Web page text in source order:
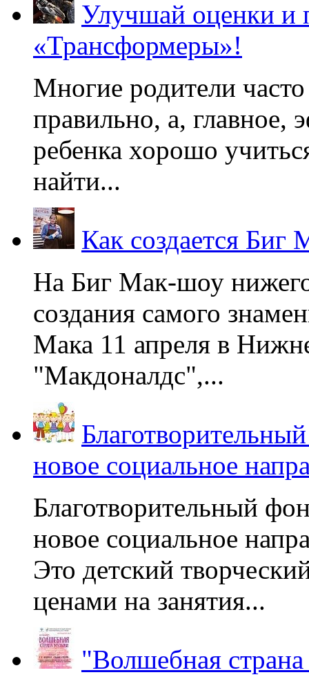
Улучшай оценки и
«Трансформеры»!
Многие родители
правильно, а, главное,
ребенка хорошо
найти...
Как создается Биг
На Биг Мак-шоу
создания самого
Мака 11 апреля в
"Макдоналдс",...
новое социальное
Благотворительный
новое социальное
Это детский
ценами на занятия...
"Волшебная